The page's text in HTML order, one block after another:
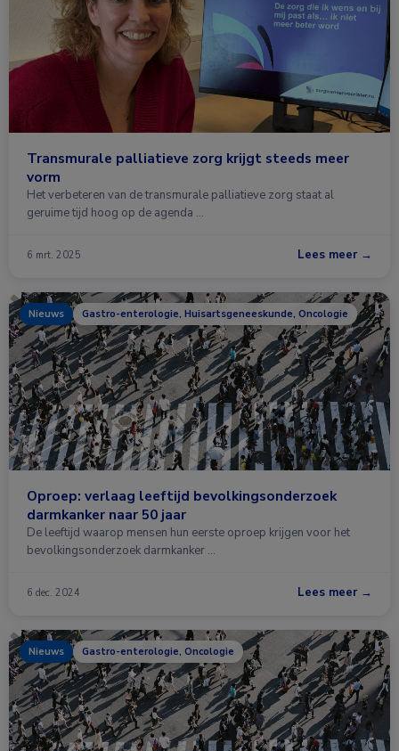
Transmurale palliatieve zorg krijgt steeds meer
vorm
Het verbeteren van de transmurale palliatieve zorg staat al
geruime tijd hoog op de agenda …
6 mrt. 2025 Lees meer →
Nieuws Gastro-enterologie, Huisartsgeneeskunde, Oncologie
Oproep: verlaag leeftijd bevolkingsonderzoek
darmkanker naar 50 jaar
De leeftijd waarop mensen hun eerste oproep krijgen voor het
bevolkingsonderzoek darmkanker …
6 dec. 2024 Lees meer →
Nieuws Gastro-enterologie, Oncologie